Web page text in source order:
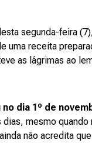
segunda-feira
uma receita
as lágrimas ao
no dia 1º de
mesmo quando
não acredita